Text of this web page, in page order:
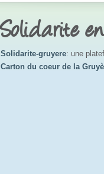
Solidarite
Solidarite-gruyere: une
Carton du coeur de la